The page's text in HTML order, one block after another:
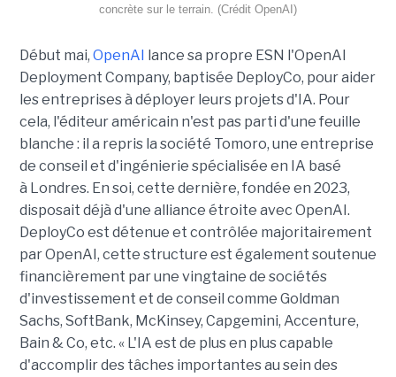
concrète sur le terrain. (Crédit OpenAI)
Début mai, OpenAI lance sa propre ESN l'OpenAI
Deployment Company, baptisée DeployCo, pour aider
les entreprises à déployer leurs projets d'IA. Pour
cela, l'éditeur américain n'est pas parti d'une feuille
blanche : il a repris la société Tomoro, une entreprise
de conseil et d'ingénierie spécialisée en IA basé
à Londres. En soi, cette dernière, fondée en 2023,
disposait déjà d'une alliance étroite avec OpenAI.
DeployCo est détenue et contrôlée majoritairement
par OpenAI, cette structure est également soutenue
financièrement par une vingtaine de sociétés
d'investissement et de conseil comme Goldman
Sachs, SoftBank, McKinsey, Capgemini, Accenture,
Bain & Co, etc. « L'IA est de plus en plus capable
d'accomplir des tâches importantes au sein des